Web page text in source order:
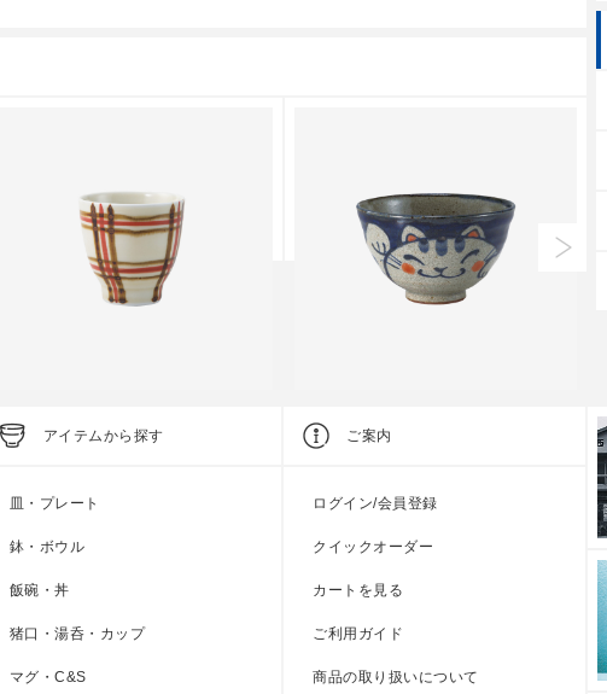
色格子 湯呑
手描き猫 飯碗
アイテムから探す
皿・プレート
鉢・ボウル
飯碗・丼
猪口・湯呑・カップ
マグ・C&S
ご案内
ログイン/会員登録
クイックオーダー
カートを見る
ご利用ガイド
商品の取り扱いについて